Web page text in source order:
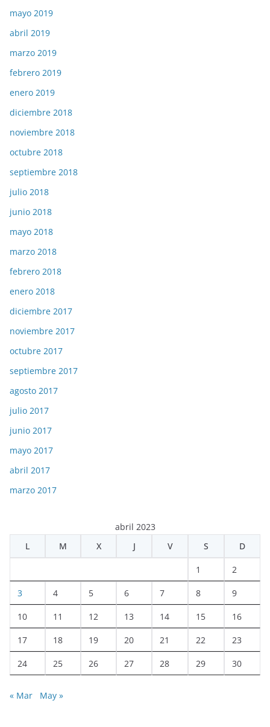
mayo 2019
abril 2019
marzo 2019
febrero 2019
enero 2019
diciembre 2018
noviembre 2018
octubre 2018
septiembre 2018
julio 2018
junio 2018
mayo 2018
marzo 2018
febrero 2018
enero 2018
diciembre 2017
noviembre 2017
octubre 2017
septiembre 2017
agosto 2017
julio 2017
junio 2017
mayo 2017
abril 2017
marzo 2017
abril 2023
L
M X J V S D
1 2
3 4 5 6 7 8 9
10 11 12 13 14 15 16
17 18 19 20 21 22 23
24 25 26 27 28 29 30
« Mar May »